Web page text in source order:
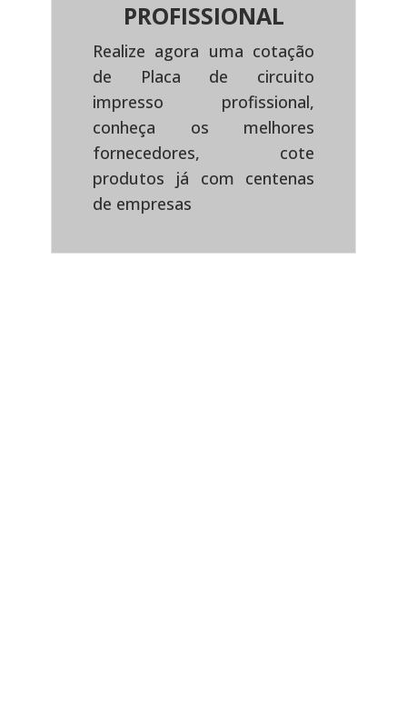
PROFISSIONAL
Realize agora uma cotação
de Placa de circuito
impresso profissional,
conheça os melhores
fornecedores, cote
produtos já com centenas
de empresas